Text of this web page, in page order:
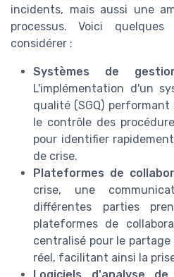
incidents, mais aussi une
processus. Voici
considérer :
Systèmes de
L'implémentation d'un
qualité (SGQ)
le contrôle des
pour identifier
de crise.
Plateformes de
crise, une
différentes parties
plateformes de
centralisé pour le
réel, facilitant ainsi la